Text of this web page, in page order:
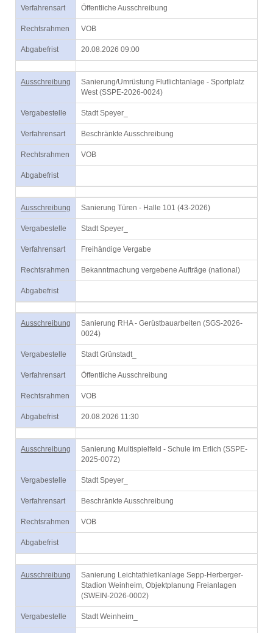
Verfahrensart Öffentliche Ausschreibung
Rechtsrahmen VOB
Abgabefrist 20.08.2026 09:00
Ausschreibung
Sanierung/Umrüstung Flutlichtanlage - Sportplatz
West (SSPE-2026-0024)
Vergabestelle Stadt Speyer_
Verfahrensart Beschränkte Ausschreibung
Rechtsrahmen VOB
Abgabefrist
Ausschreibung Sanierung Türen - Halle 101 (43-2026)
Vergabestelle Stadt Speyer_
Verfahrensart Freihändige Vergabe
Rechtsrahmen Bekanntmachung vergebene Aufträge (national)
Abgabefrist
Ausschreibung
Sanierung RHA - Gerüstbauarbeiten (SGS-2026-
0024)
Vergabestelle Stadt Grünstadt_
Verfahrensart Öffentliche Ausschreibung
Rechtsrahmen VOB
Abgabefrist 20.08.2026 11:30
Ausschreibung
Sanierung Multispielfeld - Schule im Erlich (SSPE-
2025-0072)
Vergabestelle Stadt Speyer_
Verfahrensart Beschränkte Ausschreibung
Rechtsrahmen VOB
Abgabefrist
Ausschreibung
Sanierung Leichtathletikanlage Sepp-Herberger-
Stadion Weinheim, Objektplanung Freianlagen
(SWEIN-2026-0002)
Vergabestelle Stadt Weinheim_